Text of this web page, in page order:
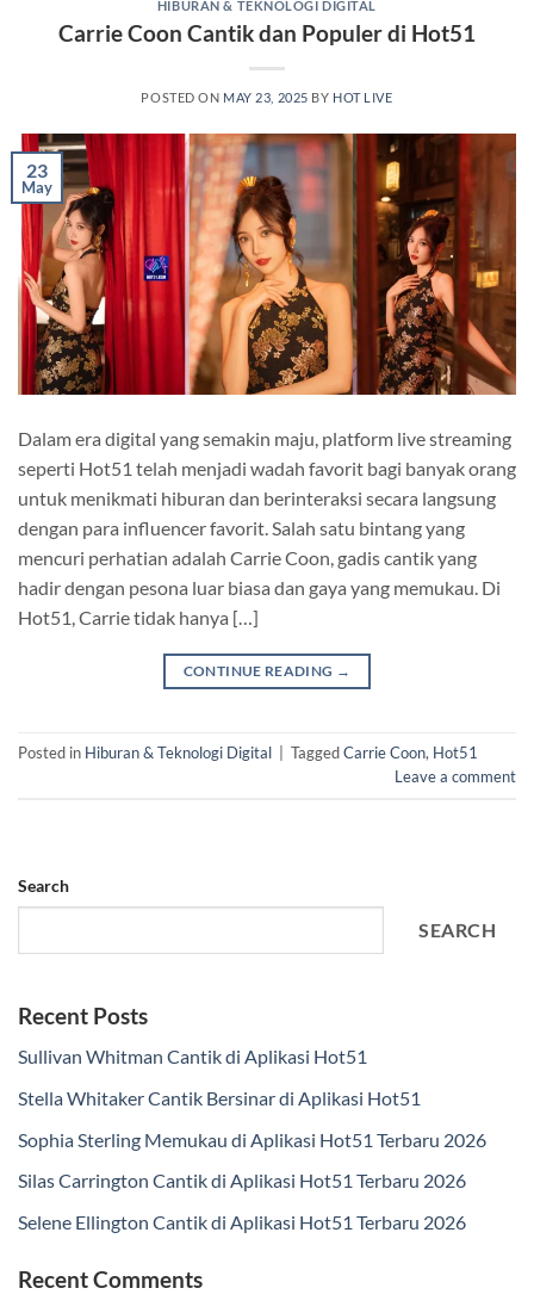
HIBURAN & TEKNOLOGI DIGITAL
Carrie Coon Cantik dan Populer di Hot51
POSTED ON MAY 23, 2025 BY HOT LIVE
23
May
Dalam era digital yang semakin maju, platform live streaming
seperti Hot51 telah menjadi wadah favorit bagi banyak orang
untuk menikmati hiburan dan berinteraksi secara langsung
dengan para influencer favorit. Salah satu bintang yang
mencuri perhatian adalah Carrie Coon, gadis cantik yang
hadir dengan pesona luar biasa dan gaya yang memukau. Di
Hot51, Carrie tidak hanya […]
CONTINUE READING →
Posted in Hiburan & Teknologi Digital TaggedCarrie Coon, Hot51
Leave a comment
Search
SEARCH
Recent Posts
Sullivan Whitman Cantik di Aplikasi Hot51
Stella Whitaker Cantik Bersinar di Aplikasi Hot51
Sophia Sterling Memukau di Aplikasi Hot51 Terbaru 2026
Silas Carrington Cantik di Aplikasi Hot51 Terbaru 2026
Selene Ellington Cantik di Aplikasi Hot51 Terbaru 2026
Recent Comments